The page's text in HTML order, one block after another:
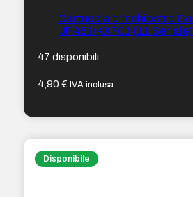
Cartuccia d’Inchiostro
JP451/KX701 (11
47 disponibili
4,90€ IVA inclusa
Disponibile